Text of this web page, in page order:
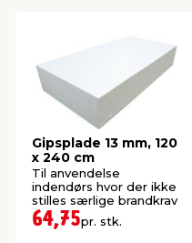
Gipsplade 13 mm, 120
x 240 cm
Til anvendelse
indendørs hvor der ikke
stilles særlige brandkrav
64,75pr. stk.